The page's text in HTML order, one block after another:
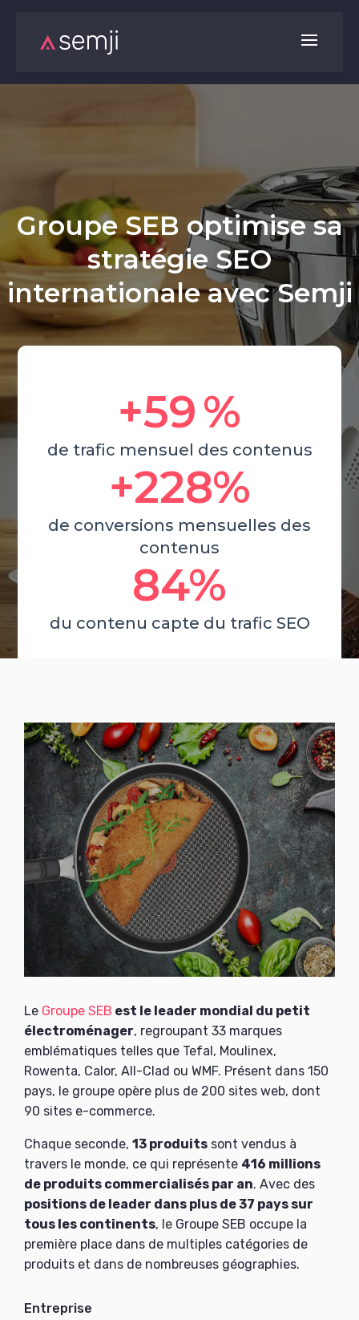
Groupe SEB optimise sa
stratégie SEO
internationale avec Semji
+59 %
de trafic mensuel des contenus
+228%
de conversions mensuelles des
contenus
84%
du contenu capte du trafic SEO
Le Groupe SEB est le leader mondial du petit
électroménager, regroupant 33 marques
emblématiques telles que Tefal, Moulinex,
Rowenta, Calor, All-Clad ou WMF. Présent dans 150
pays, le groupe opère plus de 200 sites web, dont
90 sites e-commerce.
Chaque seconde, 13 produits sont vendus à
travers le monde, ce qui représente 416 millions
de produits commercialisés par an. Avec des
positions de leader dans plus de 37 pays sur
tous les continents, le Groupe SEB occupe la
première place dans de multiples catégories de
produits et dans de nombreuses géographies.
Entreprise